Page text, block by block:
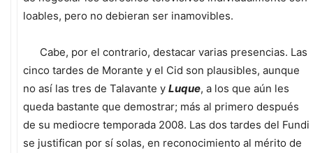
loables, pero no debieran ser inamovibles.
Cabe, por el contrario, destacar varias presencias. Las
cinco tardes de Morante y el Cid son plausibles, aunque
no así las tres de Talavante y Luque, a los que aún les
queda bastante que demostrar; más al primero después
de su mediocre temporada 2008. Las dos tardes del Fundi
se justifican por sí solas, en reconocimiento al mérito de